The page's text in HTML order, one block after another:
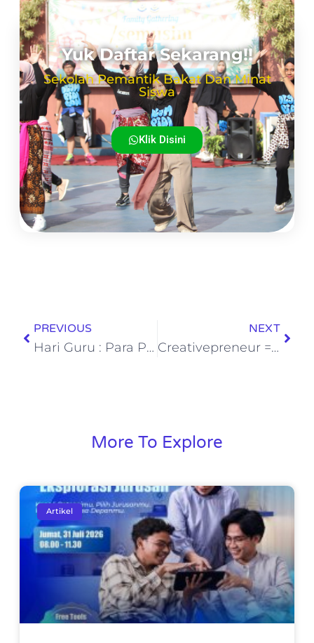
Yuk Daftar Sekarang!!
Sekolah Pemantik Bakat Dan Minat
Siswa
Klik Disini
PREVIOUS
Hari Guru : Para Penjaga Api Kreativitas di School of Human
NEXT
Creativepreneur = Creative Thinking + Enterpreneur
More To Explore
Artikel